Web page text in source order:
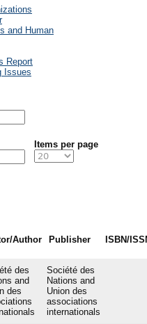
and Human
Report
Issues
Items per page
Author Publisher ISBN/
des
and
des
Société des
Nations and
Union des
associations
internationals